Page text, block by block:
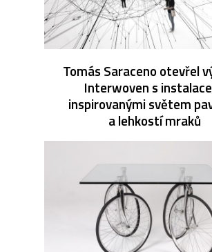
Tomás Saraceno otevřel
Interwoven s
inspirovanými světem
a lehkostí mraků